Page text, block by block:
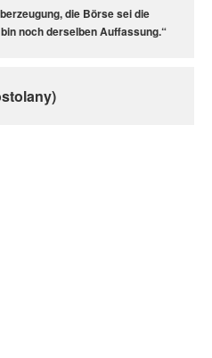
die Börse sei die
noch derselben Auffassung.“